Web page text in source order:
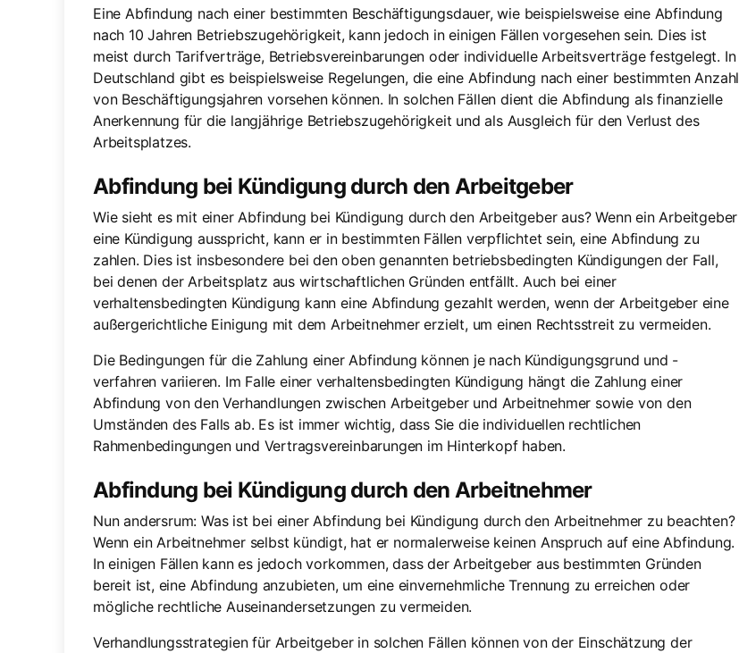
Eine Abfindung nach einer bestimmten Beschäftigungsdauer, wie beispielsweise eine Abfindung
nach 10 Jahren Betriebszugehörigkeit, kann jedoch in einigen Fällen vorgesehen sein. Dies ist
meist durch Tarifverträge, Betriebsvereinbarungen oder individuelle Arbeitsverträge festgelegt. In
Deutschland gibt es beispielsweise Regelungen, die eine Abfindung nach einer bestimmten Anzahl
von Beschäftigungsjahren vorsehen können. In solchen Fällen dient die Abfindung als finanzielle
Anerkennung für die langjährige Betriebszugehörigkeit und als Ausgleich für den Verlust des
Arbeitsplatzes.
Abfindung bei Kündigung durch den Arbeitgeber
Wie sieht es mit einer Abfindung bei Kündigung durch den Arbeitgeber aus? Wenn ein Arbeitgeber
eine Kündigung ausspricht, kann er in bestimmten Fällen verpflichtet sein, eine Abfindung zu
zahlen. Dies ist insbesondere bei den oben genannten betriebsbedingten Kündigungen der Fall,
bei denen der Arbeitsplatz aus wirtschaftlichen Gründen entfällt. Auch bei einer
verhaltensbedingten Kündigung kann eine Abfindung gezahlt werden, wenn der Arbeitgeber eine
außergerichtliche Einigung mit dem Arbeitnehmer erzielt, um einen Rechtsstreit zu vermeiden.
Die Bedingungen für die Zahlung einer Abfindung können je nach Kündigungsgrund und -
verfahren variieren. Im Falle einer verhaltensbedingten Kündigung hängt die Zahlung einer
Abfindung von den Verhandlungen zwischen Arbeitgeber und Arbeitnehmer sowie von den
Umständen des Falls ab. Es ist immer wichtig, dass Sie die individuellen rechtlichen
Rahmenbedingungen und Vertragsvereinbarungen im Hinterkopf haben.
Abfindung bei Kündigung durch den Arbeitnehmer
Nun andersrum: Was ist bei einer Abfindung bei Kündigung durch den Arbeitnehmer zu beachten?
Wenn ein Arbeitnehmer selbst kündigt, hat er normalerweise keinen Anspruch auf eine Abfindung.
In einigen Fällen kann es jedoch vorkommen, dass der Arbeitgeber aus bestimmten Gründen
bereit ist, eine Abfindung anzubieten, um eine einvernehmliche Trennung zu erreichen oder
mögliche rechtliche Auseinandersetzungen zu vermeiden.
Verhandlungsstrategien für Arbeitgeber in solchen Fällen können von der Einschätzung der